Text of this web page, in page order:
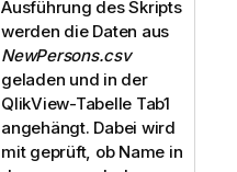
Ausführung des Skripts
werden die Daten aus
NewPersons.csv
geladen und in der
QlikView-Tabelle Tab1
angehängt. Dabei wird
mit geprüft, ob Name in